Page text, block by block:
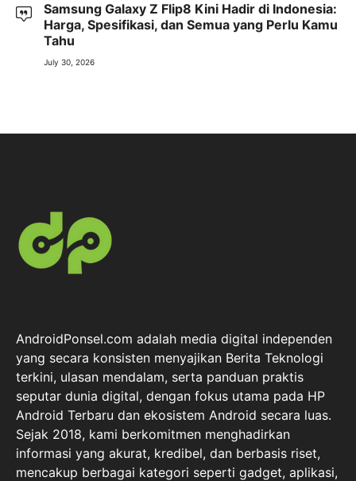
Samsung Galaxy Z Flip8 Kini Hadir di Indonesia:
Harga, Spesifikasi, dan Semua yang Perlu Kamu
Tahu
July 30, 2026
AndroidPonsel.com adalah media digital independen
yang secara konsisten menyajikan Berita Teknologi
terkini, ulasan mendalam, serta panduan praktis
seputar dunia digital, dengan fokus utama pada HP
Android Terbaru dan ekosistem Android secara luas.
Sejak 2018, kami berkomitmen menghadirkan
informasi yang akurat, kredibel, dan berbasis riset,
mencakup berbagai kategori seperti gadget, aplikasi,